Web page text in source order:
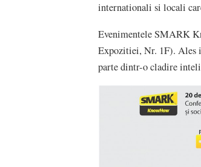
internationali si locali
Evenimentele SMARK
Expozitiei, Nr. 1F). Ales
parte dintr-o cladire